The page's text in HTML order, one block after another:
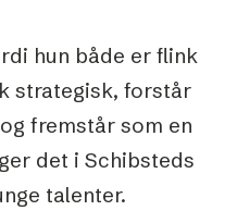
hun både er flink
strategisk, forstår
fremstår som en
det i Schibsteds
talenter.